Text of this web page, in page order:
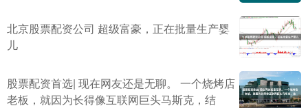
北京股票配资公司 超级富豪，正在批量生产婴
儿
股票配资首选| 现在网友还是无聊。 一个烧烤店
老板，就因为长得像互联网巨头马斯克，结